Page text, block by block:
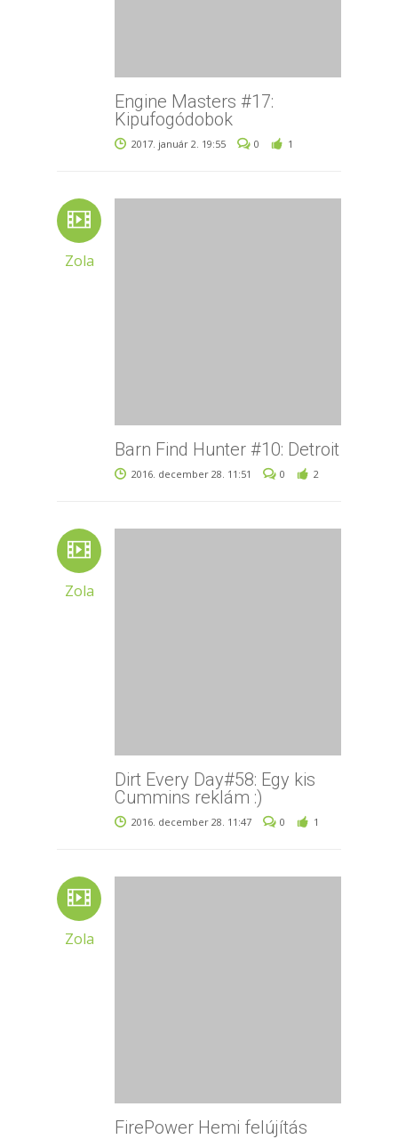
Engine Masters #17:
Kipufogódobok
2017. január 2. 19:55 0 1
Zola
Barn Find Hunter #10: Detroit
2016. december 28. 11:51 0 2
Zola
Dirt Every Day#58: Egy kis
Cummins reklám :)
2016. december 28. 11:47 0 1
Zola
FirePower Hemi felújítás